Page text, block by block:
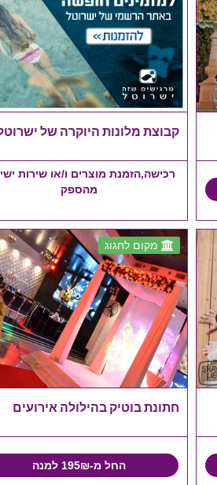
קבוצת מלונות היוקרה של
רכישה,הזמנת מוצרים ו/או שירות
מהספק
מקום לחגוג
חתונת בוטיק בהילולה אירועים
החל מ-195₪ למנה